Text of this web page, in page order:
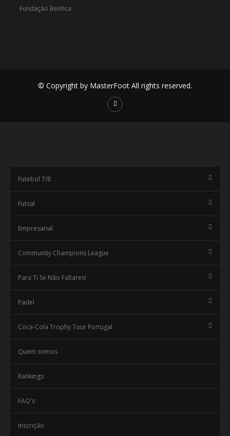
© Copyright by MasterFoot All rights reserved.
Futebol 7/8
Futsal
Empresarial
Community Champions League
Para Ti Se Não Faltares!
Padel
Coca-Cola Trophy Tour Portugal
Quem somos
Rankings
FAQ's
Inscrição